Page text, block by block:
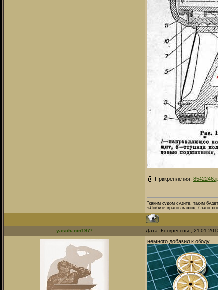
Прикрепления:
"каким судом судите, таким
«Любите врагов ваших,
yaschanin1977 Дата: Воскресенье,
немного добавил к ободу